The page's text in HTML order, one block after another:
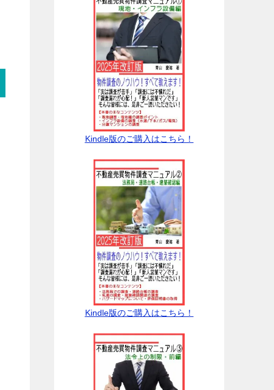
Kindle版のご購入はこちら！
Kindle版のご購入はこちら！